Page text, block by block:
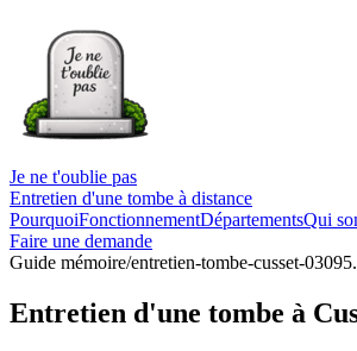
Je ne t'oublie pas
Entretien d'une tombe à distance
PourquoiFonctionnementDépartementsQui
Faire une demande
Guide mémoire/entretien-tombe-cusset-
Entretien d'une tombe à